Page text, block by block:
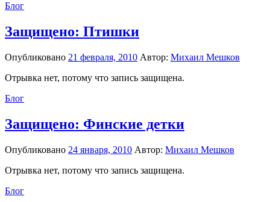
Блог
Защищено: Птишки
Опубликовано 21 февраля, 2010 Автор: Михаил Мешков
Отрывка нет, потому что запись защищена.
Блог
Защищено: Финские детки
Опубликовано 24 января, 2010 Автор: Михаил Мешков
Отрывка нет, потому что запись защищена.
Блог